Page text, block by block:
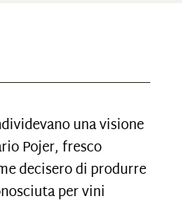
una visione
Pojer, fresco
decisero di produrre
per vini